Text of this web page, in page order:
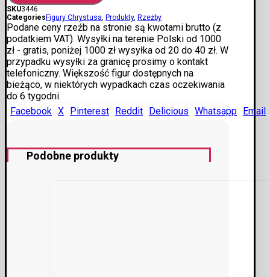
SKU3446
Categories Figury Chrystusa, Produkty, Rzeżby
Podane ceny rzeźb na stronie są kwotami brutto (z
podatkiem VAT). Wysyłki na terenie Polski od 1000
zł - gratis, poniżej 1000 zł wysyłka od 20 do 40 zł. W
przypadku wysyłki za granicę prosimy o kontakt
telefoniczny. Większość figur dostępnych na
bieżąco, w niektórych wypadkach czas oczekiwania
do 6 tygodni.
Facebook X Pinterest Reddit Delicious Whatsapp Email
Podobne produkty